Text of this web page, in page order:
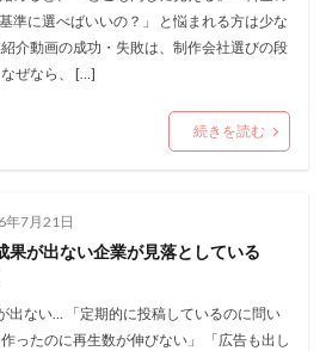
準に選べばいいの？」 と悩まれる方は少な
介動画の成功・失敗は、制作会社選びの段
ぜなら、 […]
続きを読む
年7月21日
果が出ない企業が見落としている
出ない… 「定期的に投稿しているのに問い
ったのに再生数が伸びない」 「広告も出し